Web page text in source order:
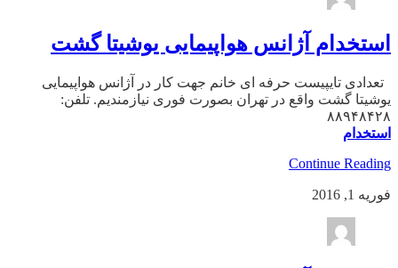
استخدام آژانس هواپیمایی یوشیتا گشت
تعدادی تایپیست حرفه ای خانم جهت کار در آژانس هواپیمایی
یوشیتا گشت واقع در تهران بصورت فوری نیازمندیم. تلفن:
۸۸۹۴۸۴۲۸
استخدام
Continue Reading
فوریه 1, 2016